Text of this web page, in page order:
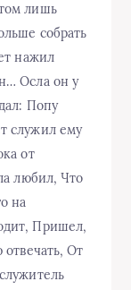
лишь
собрать
нажил
Осла он у
Попу
служил ему
от
любил, Что
на
Пришел,
отвечать, От